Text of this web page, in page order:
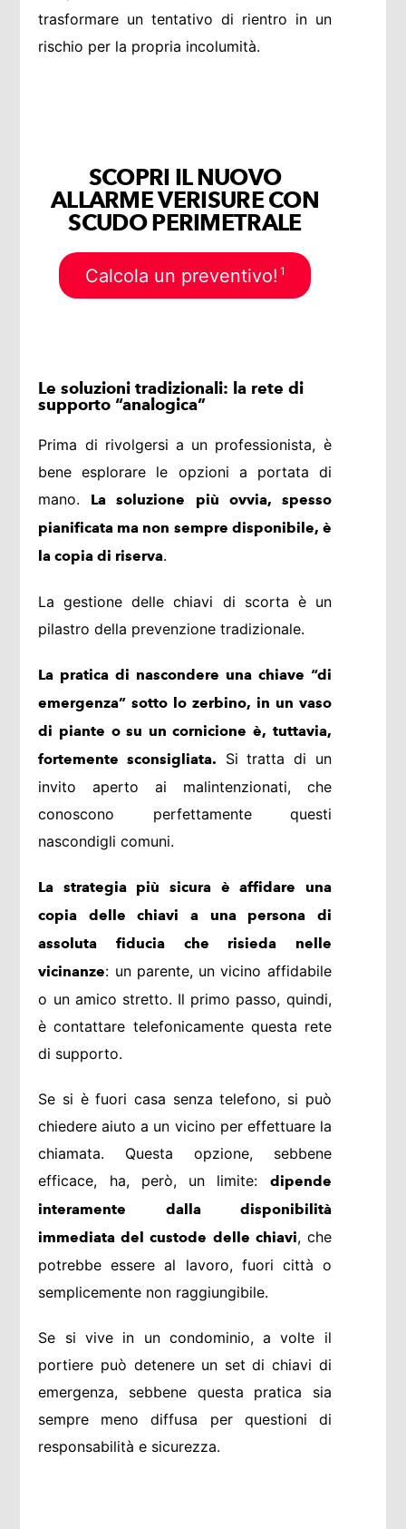
trasformare un tentativo di rientro in un
rischio per la propria incolumità.
SCOPRI IL NUOVO
ALLARME VERISURE CON
SCUDO PERIMETRALE
Calcola un preventivo! 1
Le soluzioni tradizionali: la rete di
supporto “analogica”
Prima di rivolgersi a un professionista, è
bene esplorare le opzioni a portata di
mano. La soluzione più ovvia, spesso
pianificata ma non sempre disponibile, è
la copia di riserva.
La gestione delle chiavi di scorta è un
pilastro della prevenzione tradizionale.
La pratica di nascondere una chiave “di
emergenza” sotto lo zerbino, in un vaso
di piante o su un cornicione è, tuttavia,
fortemente sconsigliata. Si tratta di un
invito aperto ai malintenzionati, che
conoscono perfettamente questi
nascondigli comuni.
La strategia più sicura è affidare una
copia delle chiavi a una persona di
assoluta fiducia che risieda nelle
vicinanze: un parente, un vicino affidabile
o un amico stretto. Il primo passo, quindi,
è contattare telefonicamente questa rete
di supporto.
Se si è fuori casa senza telefono, si può
chiedere aiuto a un vicino per effettuare la
chiamata. Questa opzione, sebbene
efficace, ha, però, un limite: dipende
interamente dalla disponibilità
immediata del custode delle chiavi, che
potrebbe essere al lavoro, fuori città o
semplicemente non raggiungibile.
Se si vive in un condominio, a volte il
portiere può detenere un set di chiavi di
emergenza, sebbene questa pratica sia
sempre meno diffusa per questioni di
responsabilità e sicurezza.